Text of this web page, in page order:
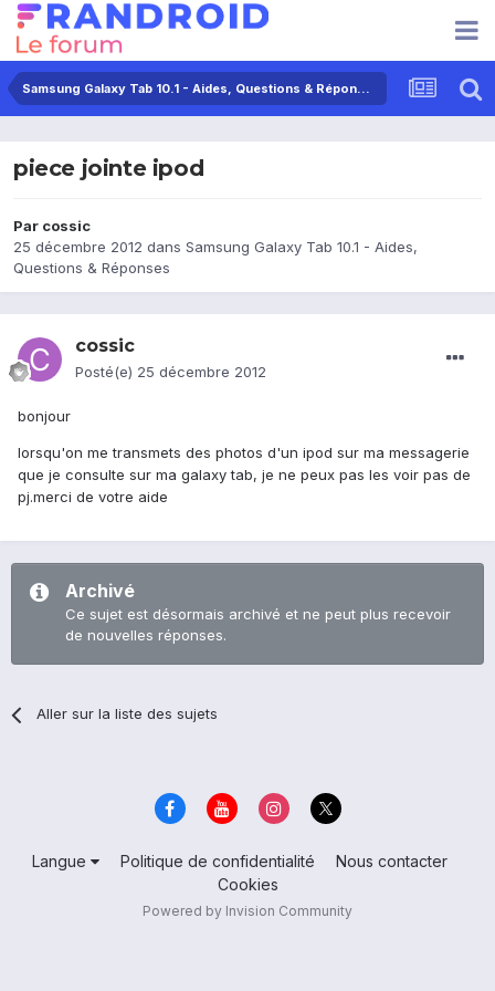
Samsung Galaxy Tab 10.1 - Aides, Questions & Réponses
piece jointe ipod
Par cossic
25 décembre 2012 dans Samsung Galaxy Tab 10.1 - Aides,
Questions & Réponses
cossic
Posté(e) 25 décembre 2012
bonjour
lorsqu'on me transmets des photos d'un ipod sur ma messagerie
que je consulte sur ma galaxy tab, je ne peux pas les voir pas de
pj.merci de votre aide
Archivé
Ce sujet est désormais archivé et ne peut plus recevoir
de nouvelles réponses.
Aller sur la liste des sujets
Langue Politique de confidentialité
Nous contacter
Cookies
Powered by Invision Community